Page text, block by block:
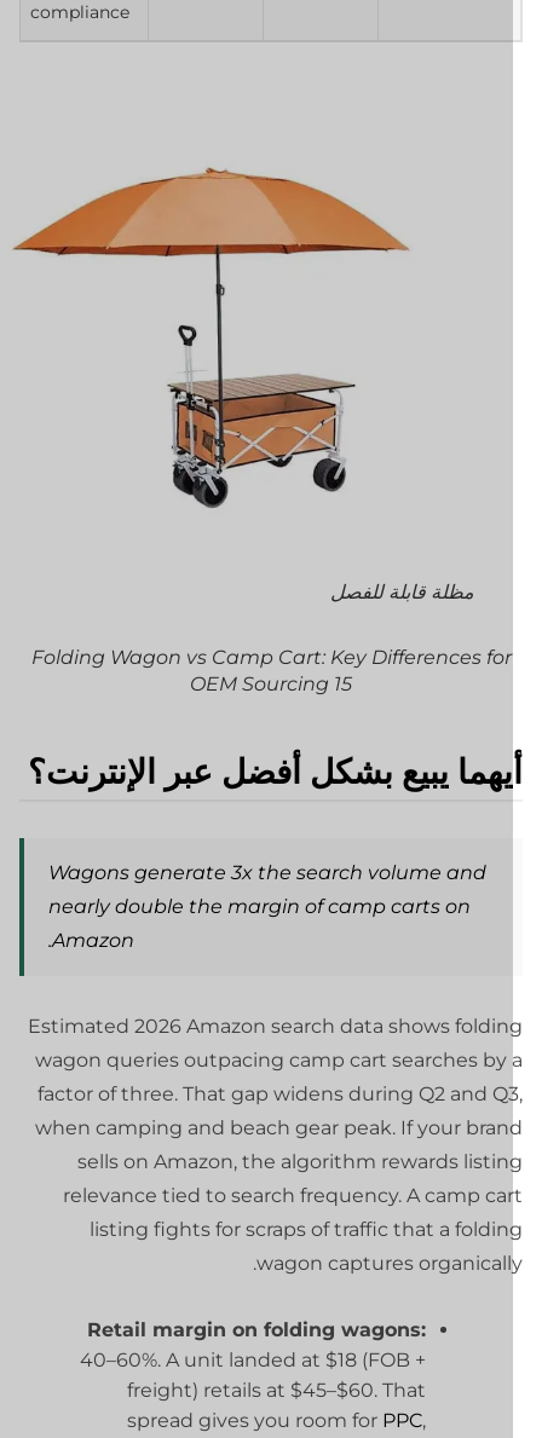
compliance
مظلة قابلة للفصل
Folding Wagon vs Camp Cart: Key Differences for
OEM Sourcing 15
يبيع بشكل أفضل عبر الإنترنت؟
Wagons generate 3x the search volume and
nearly double the margin of camp carts on
Amazon.
Estimated 2026 Amazon search data shows
wagon queries outpacing camp cart searches by
factor of three. That gap widens during Q2 and
when camping and beach gear peak. If your
sells on Amazon, the algorithm rewards
relevance tied to search frequency. A camp
listing fights for scraps of traffic that a
wagon captures
Retail margin on folding wagons:
40–60%. A unit landed at $18 (FOB +
freight) retails at $45–$60. That
spread gives you room forPPC